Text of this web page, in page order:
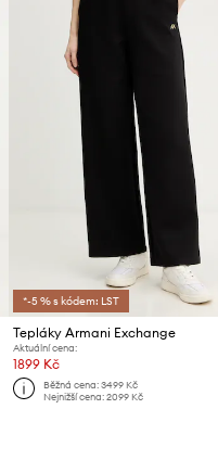
*-5 % s kódem: LST
Tepláky Armani Exchange
Aktuální cena:
1899 Kč
Běžná cena: 3499 Kč
Nejnižší cena: 2099 Kč